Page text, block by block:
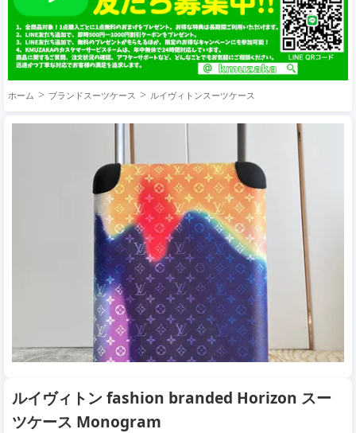
ホーム ブランドスーツケース ルイヴィトンスーツケース
ルイヴィトン fashion branded Horizon スー
ツケース Monogram